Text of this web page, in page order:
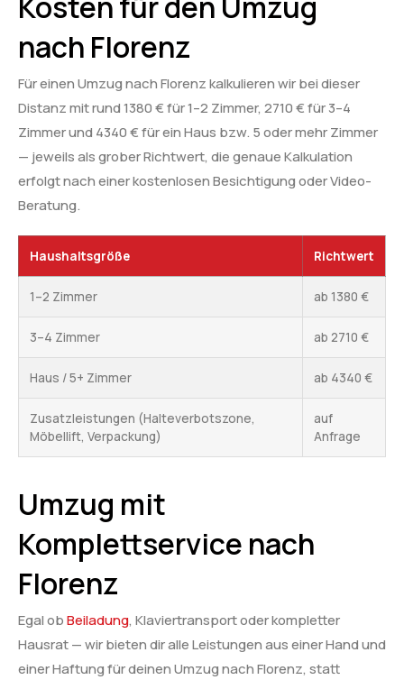
nach Florenz
Für einen Umzug nach Florenz kalkulieren wir bei dieser
Distanz mit rund 1380 € für 1–2 Zimmer, 2710 € für 3–4
Zimmer und 4340 € für ein Haus bzw. 5 oder mehr Zimmer
— jeweils als grober Richtwert, die genaue Kalkulation
erfolgt nach einer kostenlosen Besichtigung oder Video-
Beratung.
Haushaltsgröße Richtwert
1–2 Zimmer ab 1380 €
3–4 Zimmer ab 2710 €
Haus / 5+ Zimmer ab 4340 €
Zusatzleistungen (Halteverbotszone,
Möbellift, Verpackung)
auf
Anfrage
Umzug mit
Komplettservice nach
Florenz
Egal obBeiladung, Klaviertransport oder kompletter
Hausrat — wir bieten dir alle Leistungen aus einer Hand und
einer Haftung für deinen Umzug nach Florenz, statt